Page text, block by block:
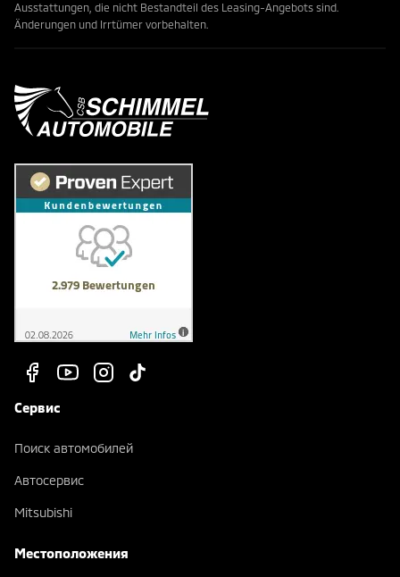
Ausstattungen, die nicht Bestandteil des Leasing-Angebots sind.
Änderungen und Irrtümer vorbehalten.
Сервис
Поиск автомобилей
Автосервис
Mitsubishi
Местоположения